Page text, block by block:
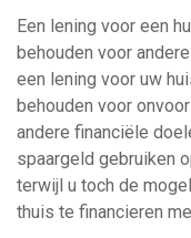
Een lening voor een
behouden voor
een lening voor uw
behouden voor
andere financiële
spaargeld gebruiken
terwijl u toch de
thuis te financieren